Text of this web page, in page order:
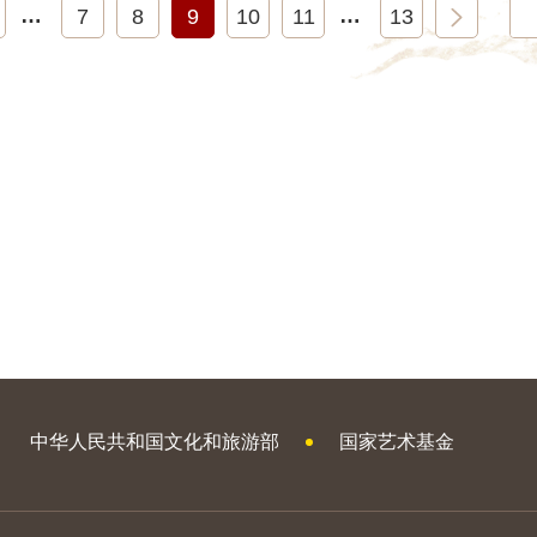
… 7 8 9 10 11 … 13
中华人民共和国文化和旅游部 国家艺术基金